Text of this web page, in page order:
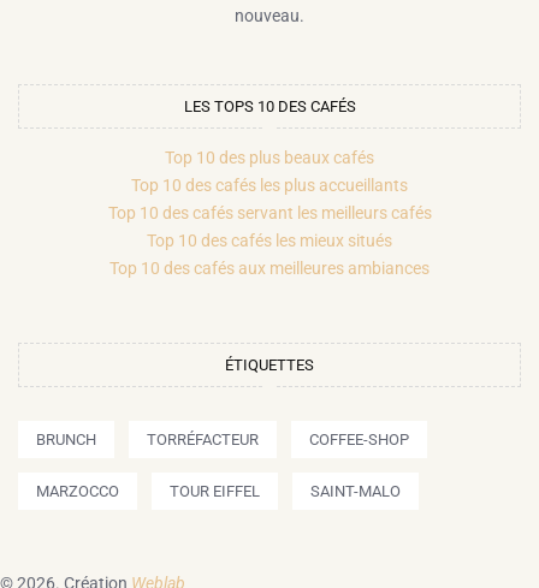
nouveau.
LES TOPS 10 DES CAFÉS
Top 10 des plus beaux cafés
Top 10 des cafés les plus accueillants
Top 10 des cafés servant les meilleurs cafés
Top 10 des cafés les mieux situés
Top 10 des cafés aux meilleures ambiances
ÉTIQUETTES
BRUNCH TORRÉFACTEUR COFFEE-SHOP
MARZOCCO TOUR EIFFEL SAINT-MALO
© 2026. Création Weblab